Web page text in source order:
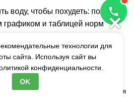
воду, чтобы похудеть: полный
графиком и таблицей норм
Формула расчёта нормы по
работает, что опасно и как пить
здоровья
Оглавление Toggle Водная
×
технологии для
сайта. Используя сайт вы
конфиденциальности.
OK